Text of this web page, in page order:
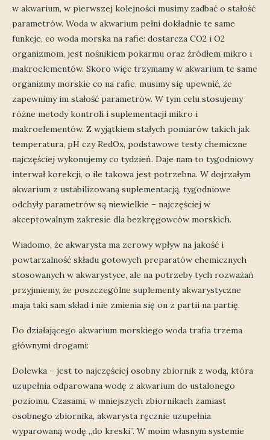
w akwarium, w pierwszej kolejności musimy zadbać o stałość
parametrów. Woda w akwarium pełni dokładnie te same
funkcje, co woda morska na rafie: dostarcza CO2 i O2
organizmom, jest nośnikiem pokarmu oraz źródłem mikro i
makroelementów. Skoro więc trzymamy w akwarium te same
organizmy morskie co na rafie, musimy się upewnić, że
zapewnimy im stałość parametrów. W tym celu stosujemy
różne metody kontroli i suplementacji mikro i
makroelementów. Z wyjątkiem stałych pomiarów takich jak
temperatura, pH czy RedOx, podstawowe testy chemiczne
najczęściej wykonujemy co tydzień. Daje nam to tygodniowy
interwał korekcji, o ile takowa jest potrzebna. W dojrzałym
akwarium z ustabilizowaną suplementacją, tygodniowe
odchyły parametrów są niewielkie – najczęściej w
akceptowalnym zakresie dla bezkręgowców morskich.
Wiadomo, że akwarysta ma zerowy wpływ na jakość i
powtarzalność składu gotowych preparatów chemicznych
stosowanych w akwarystyce, ale na potrzeby tych rozważań
przyjmiemy, że poszczególne suplementy akwarystyczne
maja taki sam skład i nie zmienia się on z partii na partię.
Do działającego akwarium morskiego woda trafia trzema
głównymi drogami:
Dolewka – jest to najczęściej osobny zbiornik z wodą, która
uzupełnia odparowana wodę z akwarium do ustalonego
poziomu. Czasami, w mniejszych zbiornikach zamiast
osobnego zbiornika, akwarysta ręcznie uzupełnia
wyparowaną wodę „do kreski”. W moim własnym systemie